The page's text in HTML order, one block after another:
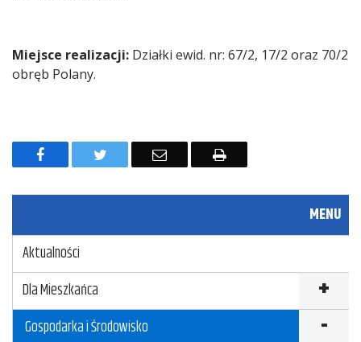
Miejsce realizacji: Działki ewid. nr: 67/2, 17/2 oraz 70/2
obręb Polany.
F
e
b
o
o
k
T
t
r
E
i
D
k
MENU
Aktualności
Dla Mieszkańca
Gospodarka i Środowisko